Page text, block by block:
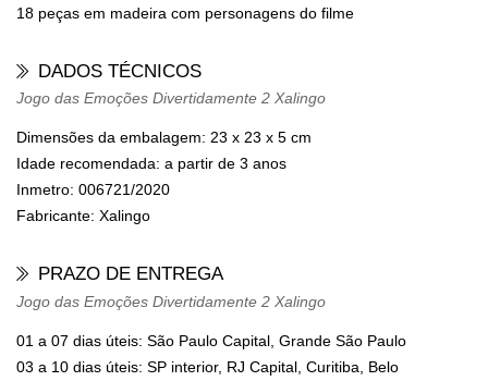
18 peças em madeira com personagens do filme
DADOS TÉCNICOS
Jogo das Emoções Divertidamente 2 Xalingo
Dimensões da embalagem: 23 x 23 x 5 cm
Idade recomendada: a partir de 3 anos
Inmetro: 006721/2020
Fabricante: Xalingo
PRAZO DE ENTREGA
Jogo das Emoções Divertidamente 2 Xalingo
01 a 07 dias úteis: São Paulo Capital, Grande São Paulo
03 a 10 dias úteis: SP interior, RJ Capital, Curitiba, Belo